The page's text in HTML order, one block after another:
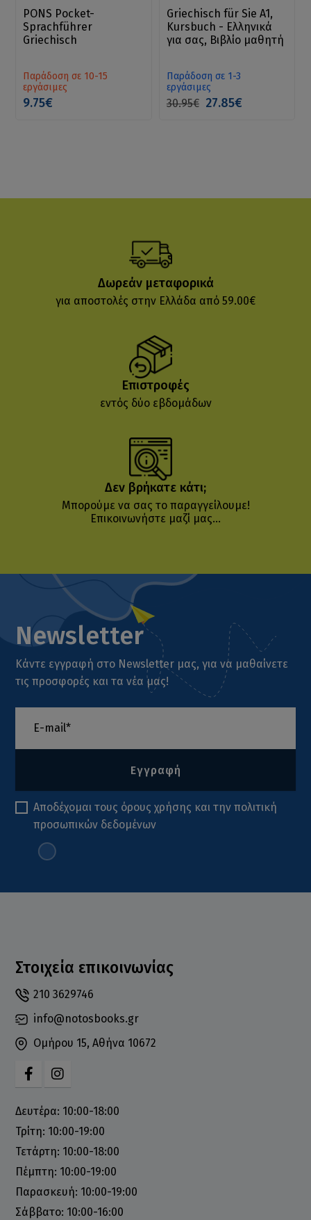
PONS Pocket-
Sprachführer
Griechisch
Παράδοση σε 10-15
εργάσιμες
9.75€
Griechisch für Sie A1,
Kursbuch - Ελληνικά
για σας, Βιβλίο μαθητή
Παράδοση σε 1-3
εργάσιμες
30.95€ 27.85€
Δωρεάν μεταφορικά
για αποστολές στην Ελλάδα από 59.00€
Επιστροφές
εντός δύο εβδομάδων
Δεν βρήκατε κάτι;
Μπορούμε να σας το παραγγείλουμε!
Επικοινωνήστε μαζί μας...
Newsletter
Κάντε εγγραφή στο Newsletter μας, για να μαθαίνετε
τις προσφορές και τα νέα μας!
Εγγραφή
Αποδέχομαι τους όρους χρήσης και τηνπολιτική
προσωπικών δεδομένων
Στοιχεία επικοινωνίας
210 3629746
info@notosbooks.gr
Ομήρου 15, Αθήνα 10672
Δευτέρα: 10:00-18:00
Τρίτη: 10:00-19:00
Τετάρτη: 10:00-18:00
Πέμπτη: 10:00-19:00
Παρασκευή: 10:00-19:00
Σάββατο: 10:00-16:00